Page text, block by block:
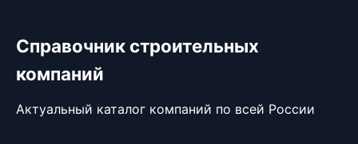
Справочник строительных
компаний
Актуальный каталог компаний по всей России